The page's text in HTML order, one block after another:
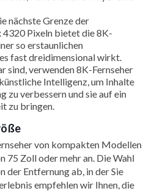
nächste Grenze der
Pixeln bietet die 8K-
so erstaunlichen
fast dreidimensional wirkt.
sind, verwenden 8K-Fernseher
künstliche Intelligenz, um Inhalte
zu verbessern und sie auf ein
zu bringen.
von kompakten Modellen
75 Zoll oder mehr an. Die Wahl
der Entfernung ab, in der Sie
empfehlen wir Ihnen, die